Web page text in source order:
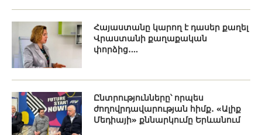
Հայաստանը կարող է դասեր քաղել
Վրաստանի քաղաքական
փորձից․...
Ընտրությունները՝ որպես
ժողովրդավարության հիմք․ «Ալիք
Մեդիայի» քննարկումը Երևանում